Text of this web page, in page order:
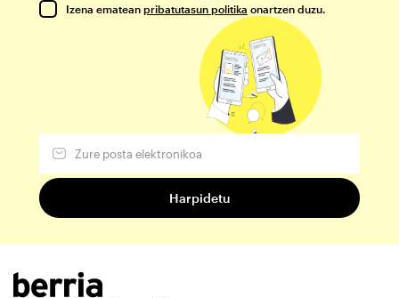
Izena ematean pribatutasun politika onartzen duzu.